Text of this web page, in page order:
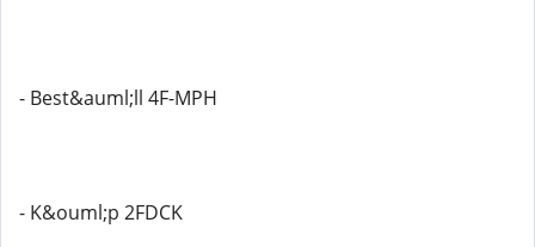
- Best&auml;ll 4F-MPH
- K&ouml;p 2FDCK